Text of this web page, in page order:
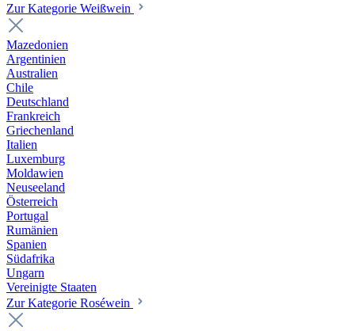
Zur Kategorie Weißwein
Mazedonien
Argentinien
Australien
Chile
Deutschland
Frankreich
Griechenland
Italien
Luxemburg
Moldawien
Neuseeland
Österreich
Portugal
Rumänien
Spanien
Südafrika
Ungarn
Vereinigte Staaten
Zur Kategorie Roséwein